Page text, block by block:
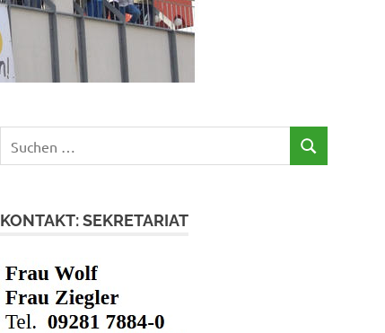
nach:
SUCHEN
KONTAKT: SEKRETARIAT